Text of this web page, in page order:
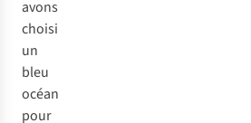
avons
choisi
un
bleu
océan
pour